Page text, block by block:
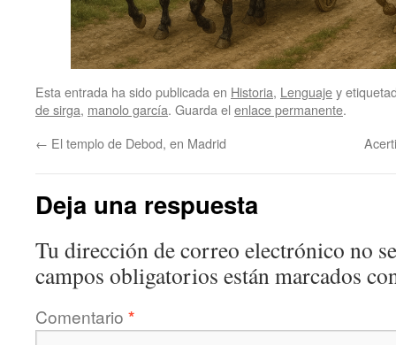
Esta entrada ha sido publicada en Historia, Lenguajey
de sirga, manolo garcía. Guarda el enlace permanente.
← El templo de Debod, en Madrid
Deja una respuesta
Tu dirección de correo electrónico no
campos obligatorios están marcados
Comentario *